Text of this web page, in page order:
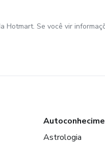
Se você vir
Astrologia